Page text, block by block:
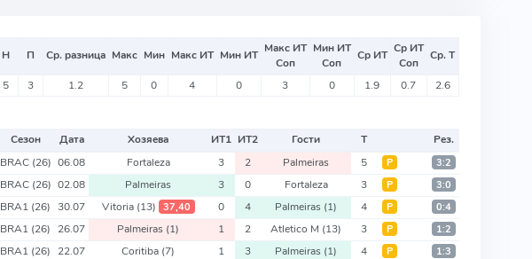
Н П Ср. разница Макс Мин Макс ИТ Мин ИТ Макс ИТ
Соп
Мин ИТ
Соп
Ср ИТ Ср ИТ
Соп
Ср. Т
5 3 1.2 5 0 4 0 3 0 1.9 0.7 2.6
Сезон Дата Хозяева ИТ1 ИТ2 Гости Т
Рез.
BRAC (26) 06.08 Fortaleza 3 2 Palmeiras 5 Р 3:2
BRAC (26) 02.08 Palmeiras 3 0 Fortaleza 3 Р 3:0
BRA1 (26) 30.07 Vitoria (13) 37,40 0 4 Palmeiras (1) 4 Р 0:4
BRA1 (26) 26.07 Palmeiras (1) 1 2 Atletico M (13) 3 Р 1:2
BRA1 (26) 22.07 Coritiba (7) 1 3 Palmeiras (1) 4 Р 1:3